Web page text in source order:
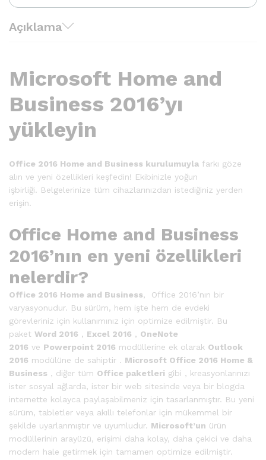
Açıklama
Microsoft Home and
Business 2016’yı
yükleyin
Office 2016 Home and Business kurulumuyla farkı göze
alın ve yeni özellikleri keşfedin! Ekibinizle yoğun
işbirliği. Belgelerinize tüm cihazlarınızdan istediğiniz yerden
erişin.
Office Home and Business
2016’nın en yeni özellikleri
nelerdir?
Office 2016 Home and Business, Office 2016’nın bir
varyasyonudur. Bu sürüm, hem işte hem de evdeki
görevleriniz için kullanımınız için optimize edilmiştir. Bu
paket Word 2016 , Excel 2016 , OneNote
2016 ve Powerpoint 2016 modüllerine ek olarak Outlook
2016 modülüne de sahiptir . Microsoft Office 2016 Home &
Business , diğer tüm Office paketleri gibi , kreasyonlarınızı
ister sosyal ağlarda, ister bir web sitesinde veya bir blogda
internette kolayca paylaşabilmeniz için tasarlanmıştır. Bu yeni
sürüm, tabletler veya akıllı telefonlar için mükemmel bir
şekilde uyarlanmıştır ve uyumludur. Microsoft’un ürün
modüllerinin arayüzü, erişimi daha kolay, daha çekici ve daha
modern hale getirmek için tamamen optimize edilmiştir.